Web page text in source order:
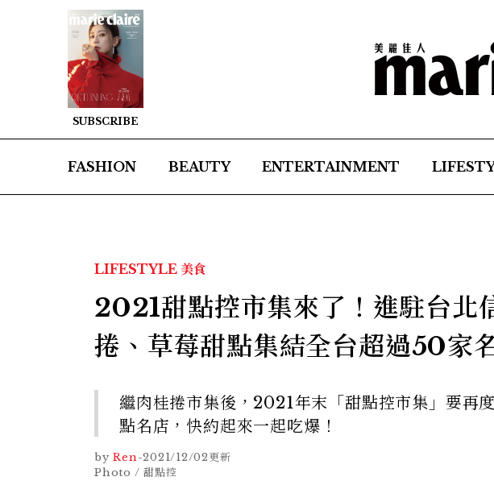
SUBSCRIBE
FASHION BEAUTY ENTERTAINMENT
LIFESTYLE 美食
2021甜點控市集來了！進駐台北
捲、草莓甜點集結全台超過50家
繼肉桂捲市集後，2021年末「甜點控市集」要再
點名店，快約起來一起吃爆！
by Ren-2021/12/02更新
Photo / 甜點控